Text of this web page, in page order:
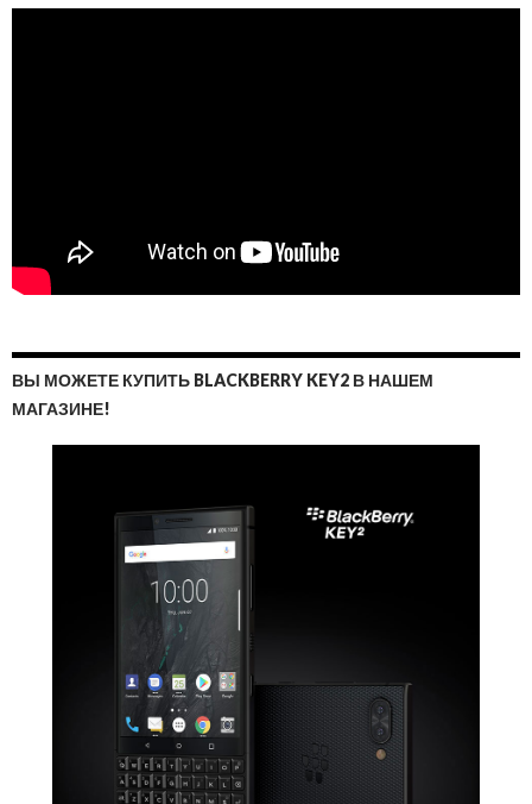
ВЫ МОЖЕТЕ КУПИТЬ BLACKBERRY KEY2 В НАШЕМ
МАГАЗИНЕ!